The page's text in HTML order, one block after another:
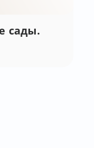
сады.